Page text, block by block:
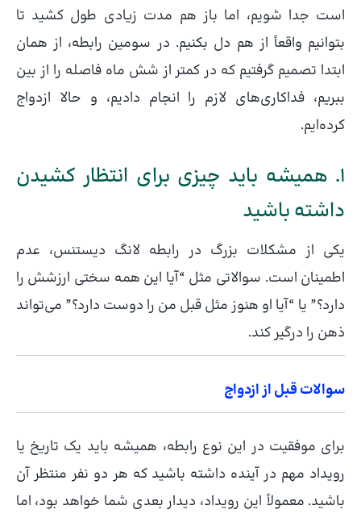
است جدا شویم، اما باز هم مدت زیادی طول کشید تا
بتوانیم واقعاً از هم دل بکنیم. در سومین رابطه، از همان
ابتدا تصمیم گرفتیم که در کمتر از شش ماه فاصله را از بین
ببریم، فداکاری‌های لازم را انجام دادیم، و حالا ازدواج
کرده‌ایم.
۱. همیشه باید چیزی برای انتظار کشیدن
داشته باشید
یکی از مشکلات بزرگ در رابطه لانگ دیستنس، عدم
اطمینان است. سوالاتی مثل “آیا این همه سختی ارزشش را
دارد؟” یا “آیا او هنوز مثل قبل من را دوست دارد؟” می‌تواند
ذهن را درگیر کند.
سوالات قبل از ازدواج
برای موفقیت در این نوع رابطه، همیشه باید یک تاریخ یا
رویداد مهم در آینده داشته باشید که هر دو نفر منتظر آن
باشید. معمولاً این رویداد، دیدار بعدی شما خواهد بود، اما